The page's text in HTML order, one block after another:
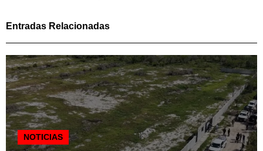
Entradas Relacionadas
NOTICIAS